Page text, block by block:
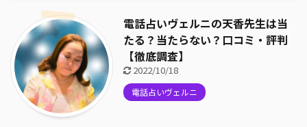
電話占いヴェルニの天香先生は当
たる？当たらない？口コミ・評判
【徹底調査】
2022/10/18
電話占いヴェルニ